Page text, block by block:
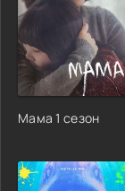
Мама 1 сезон